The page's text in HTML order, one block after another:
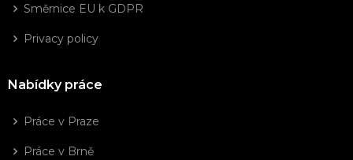
Směrnice EU k GDPR
Privacy policy
Nabídky práce
Práce v Praze
Práce v Brně